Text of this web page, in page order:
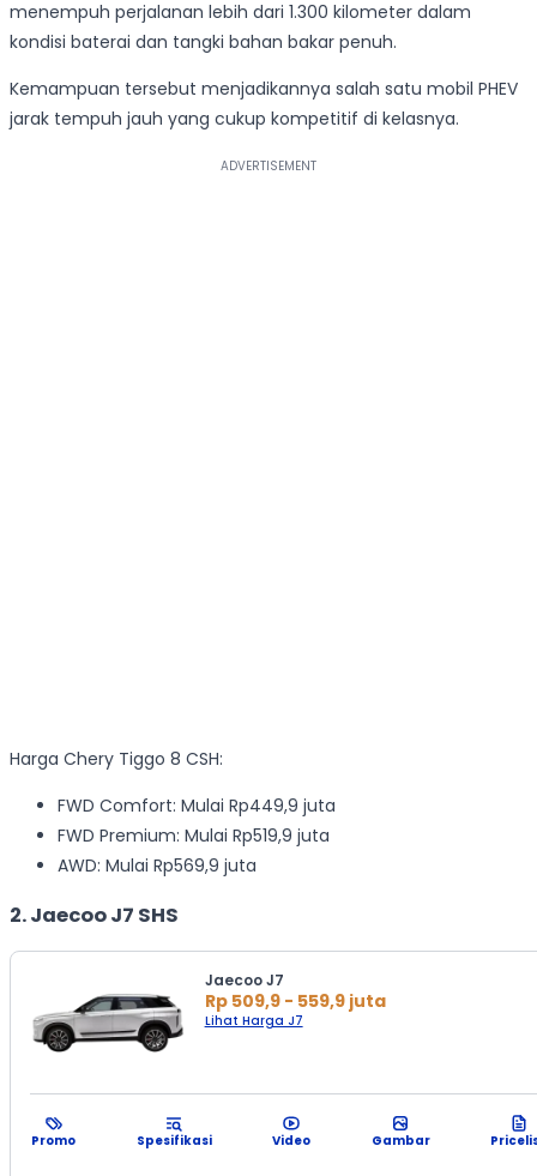
menempuh perjalanan lebih dari 1.300 kilometer dalam
kondisi baterai dan tangki bahan bakar penuh.
Kemampuan tersebut menjadikannya salah satu mobil PHEV
jarak tempuh jauh yang cukup kompetitif di kelasnya.
Harga Chery Tiggo 8 CSH:
FWD Comfort: Mulai Rp449,9 juta
FWD Premium: Mulai Rp519,9 juta
AWD: Mulai Rp569,9 juta
2. Jaecoo J7 SHS
Jaecoo J7
Rp 509,9 - 559,9 juta
Lihat Harga J7
Promo Spesifikasi Video Gambar